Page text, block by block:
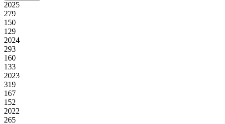
2025
279
150
129
2024
293
160
133
2023
319
167
152
2022
265